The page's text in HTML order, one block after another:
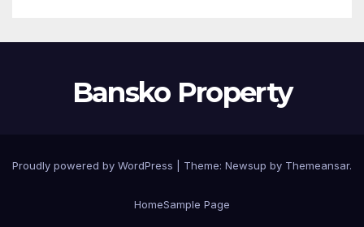
Bansko Property
Proudly powered by WordPress Theme: Newsup by Themeansar.
HomeSample Page